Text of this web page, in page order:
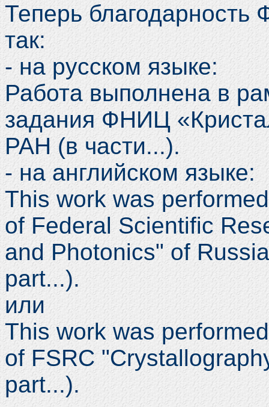
Теперь благодарность
так:
- на русском языке:
Работа выполнена в
задания ФНИЦ
РАН (в части...).
- на английском языке:
This work was
of Federal Scientific
and Photonics" of
part...).
или
This work was
of FSRC
part...).